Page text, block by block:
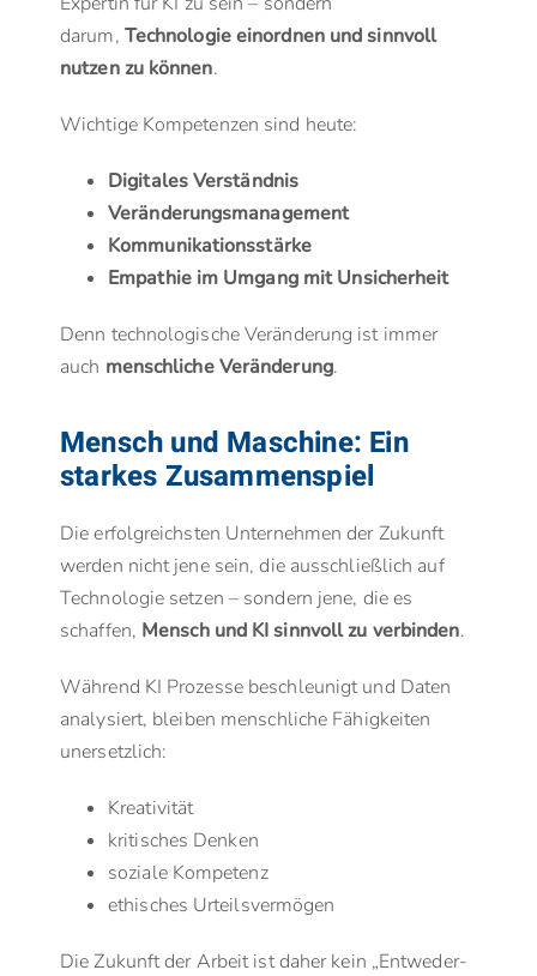
darum, Technologie einordnen und sinnvoll
nutzen zu können.
Wichtige Kompetenzen sind heute:
Digitales Verständnis
Veränderungsmanagement
Kommunikationsstärke
Empathie im Umgang mit Unsicherheit
Denn technologische Veränderung ist immer
auch menschliche Veränderung.
Mensch und Maschine: Ein
starkes Zusammenspiel
Die erfolgreichsten Unternehmen der Zukunft
werden nicht jene sein, die ausschließlich auf
Technologie setzen – sondern jene, die es
schaffen, Mensch und KI sinnvoll zu verbinden.
Während KI Prozesse beschleunigt und Daten
analysiert, bleiben menschliche Fähigkeiten
unersetzlich:
Kreativität
kritisches Denken
soziale Kompetenz
ethisches Urteilsvermögen
Die Zukunft der Arbeit ist daher kein „Entweder-